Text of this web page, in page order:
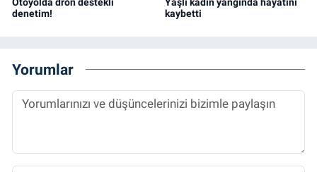
denetim!
kaybetti
Yorumlar